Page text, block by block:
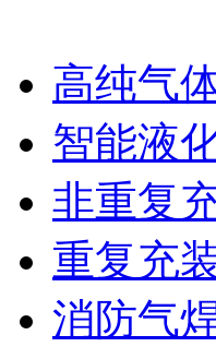
高纯气
智能液
非重复
重复充
消防气